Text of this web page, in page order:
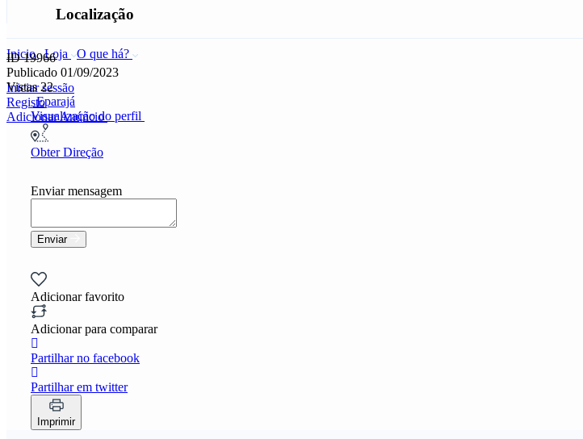
Inicio Loja O que há?
Iniciar sessão
Registo
Adicionar Anúncio
Localização
ID 19966
Publicado 01/09/2023
Vistas 22
Eparajá
Visualização do perfil
Obter Direção
Enviar mensagem
Enviar
Adicionar favorito
Adicionar para comparar
Partilhar no facebook
Partilhar em twitter
Imprimir